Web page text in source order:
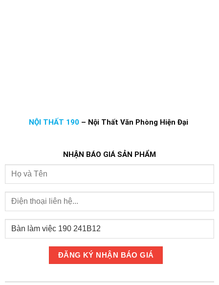
NỘI THẤT 190 – Nội Thất Văn Phòng Hiện Đại
NHẬN BÁO GIÁ SẢN PHẨM